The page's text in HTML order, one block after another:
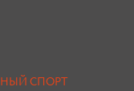
СПОРТ